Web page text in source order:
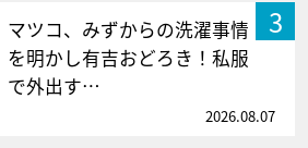
3
マツコ、みずからの洗濯事情
を明かし有吉おどろき！私服
で外出す…
2026.08.07